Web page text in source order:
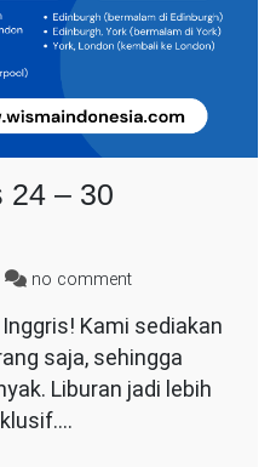
24 – 30
no commenton
Trip
Inggris
24
Kami sediakan
saja, sehingga
Liburan jadi lebih